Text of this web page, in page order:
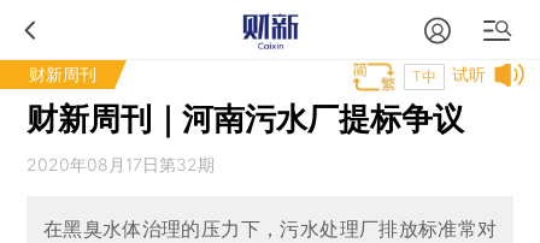
财新周刊 试听
T中
财新周刊｜河南污水厂提标争议
2020年08月17日第32期
在黑臭水体治理的压力下，污水处理厂排放标准常对